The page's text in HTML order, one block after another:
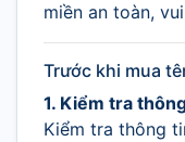
miền an toàn,
Trước khi mua
1. Kiểm tra
Kiểm tra thông